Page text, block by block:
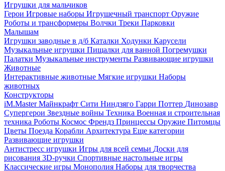
Игрушки для мальчиков
Герои Игровые наборы Игрушечный транспорт Оружие
Роботы и трансформеры Волчки Треки Парковки
Малышам
Игрушки заводные в д/б Каталки Ходунки Карусели
Музыкальные игрушки Пищалки для ванной Погремушки
Палатки Музыкальные инструменты Развивающие игрушки
Животные
Интерактивные животные Мягкие игрушки Наборы
животных
Конструкторы
iM.Master Майнкрафт Сити Ниндзяго Гарри Поттер Динозавр
Супергерои Звездные войны Техника Военная и строительная
техника Роботы Космос Френдз Принцессы Оружие Питомцы
Цветы Поезда Корабли Архитектура Еще категории
Развивающие игрушки
Антистресс игрушки Игры для всей семьи Доски для
рисования 3D-ручки Спортивные настольные игры
Классические игры Монополия Наборы для творчества